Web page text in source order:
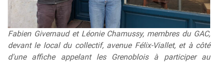
Fabien Givernaud et Léonie Chamussy, membres du GAC,
devant le local du collectif, avenue Félix-Viallet, et à côté
d'une affiche appelant les Grenoblois à participer au